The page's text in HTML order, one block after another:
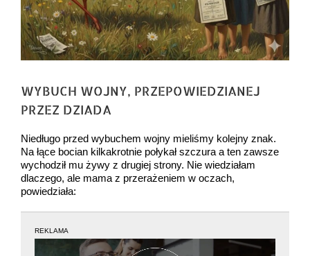
WYBUCH WOJNY, PRZEPOWIEDZIANEJ
PRZEZ DZIADA
Niedługo przed wybuchem wojny mieliśmy kolejny znak.
Na łące bocian kilkakrotnie połykał szczura a ten zawsze
wychodził mu żywy z drugiej strony. Nie wiedziałam
dlaczego, ale mama z przerażeniem w oczach,
powiedziała:
REKLAMA